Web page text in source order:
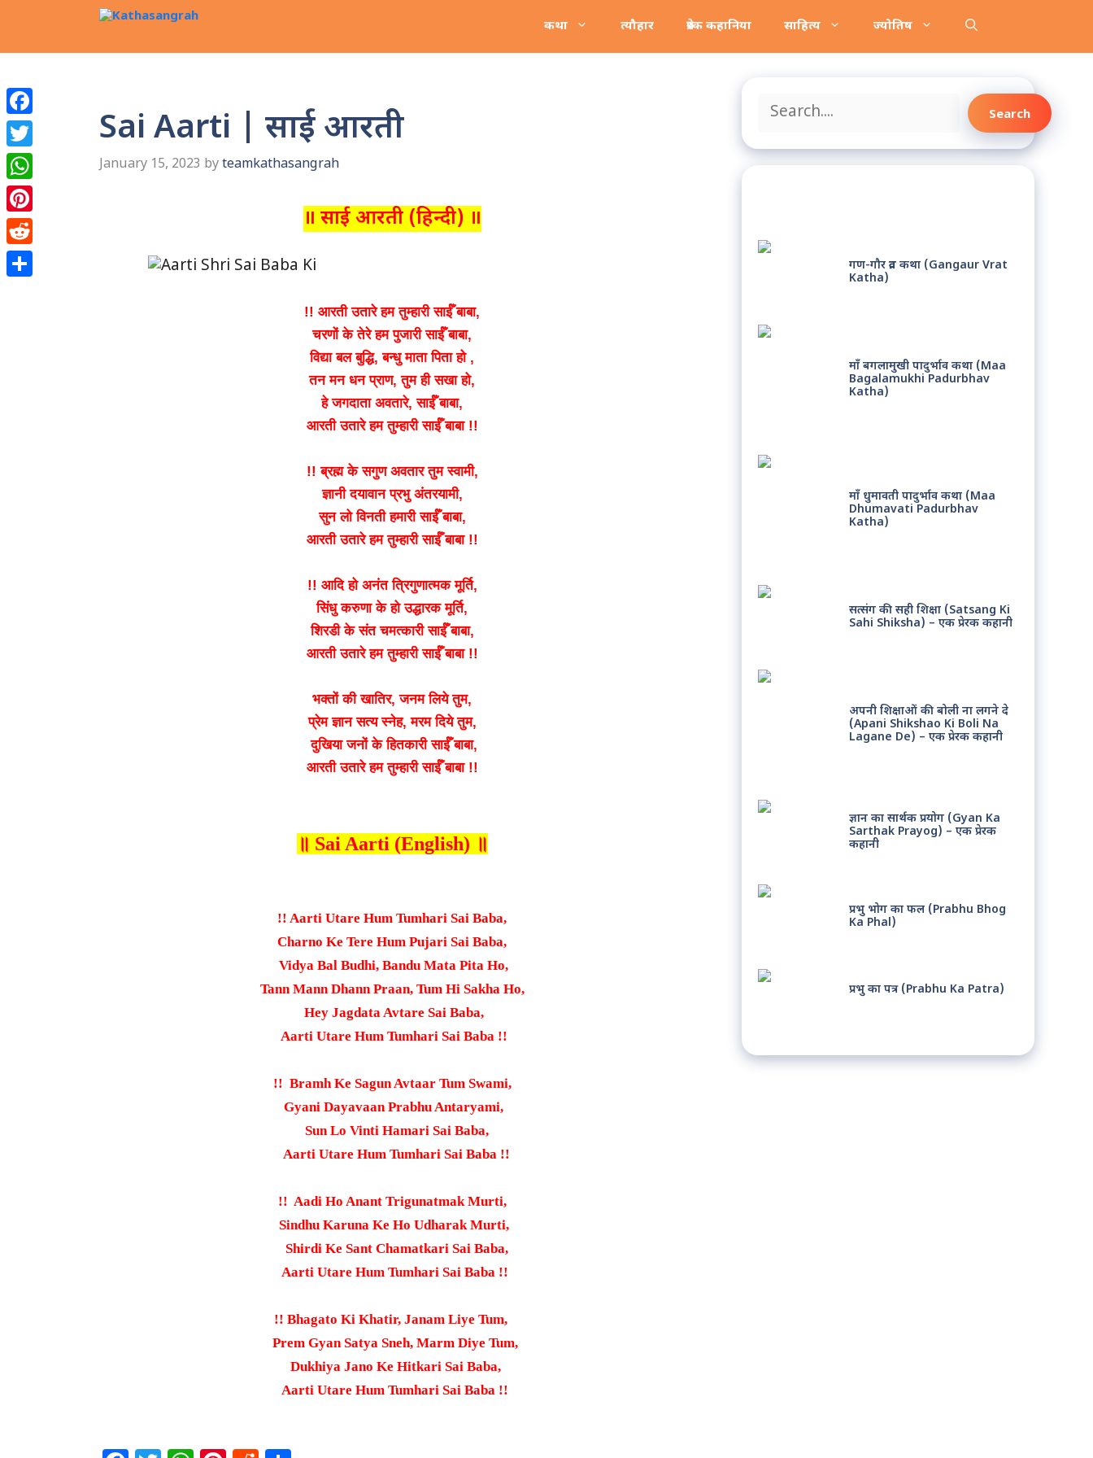
content
कथा त्यौहार प्रेरक कहानिया साहित्य ज्योतिष
Sai Aarti | साई आरती
January 15, 2023 byteamkathasangrah
॥ साई आरती (हिन्दी) ॥
!! आरती उतारे हम तुम्हारी साईँ बाबा,
चरणों के तेरे हम पुजारी साईँ बाबा,
विद्या बल बुद्धि, बन्धु माता पिता हो ,
तन मन धन प्राण, तुम ही सखा हो,
हे जगदाता अवतारे, साईँ बाबा,
आरती उतारे हम तुम्हारी साईँ बाबा !!
!! ब्रह्म के सगुण अवतार तुम स्वामी,
ज्ञानी दयावान प्रभु अंतरयामी,
सुन लो विनती हमारी साईँ बाबा,
आरती उतारे हम तुम्हारी साईँ बाबा !!
!! आदि हो अनंत त्रिगुणात्मक मूर्ति,
सिंधु करुणा के हो उद्धारक मूर्ति,
शिरडी के संत चमत्कारी साईँ बाबा,
आरती उतारे हम तुम्हारी साईँ बाबा !!
भक्तों की खातिर, जनम लिये तुम,
प्रेम ज्ञान सत्य स्नेह, मरम दिये तुम,
दुखिया जनों के हितकारी साईँ बाबा,
आरती उतारे हम तुम्हारी साईँ बाबा !!
॥ Sai Aarti (English) ॥
!! Aarti Utare Hum Tumhari Sai Baba,
Charno Ke Tere Hum Pujari Sai Baba,
Vidya Bal Budhi, Bandu Mata Pita Ho,
Tann Mann Dhann Praan, Tum Hi Sakha Ho,
Hey Jagdata Avtare Sai Baba,
Aarti Utare Hum Tumhari Sai Baba !!
!! Bramh Ke Sagun Avtaar Tum Swami,
Gyani Dayavaan Prabhu Antaryami,
Sun Lo Vinti Hamari Sai Baba,
Aarti Utare Hum Tumhari Sai Baba !!
!! Aadi Ho Anant Trigunatmak Murti,
Sindhu Karuna Ke Ho Udharak Murti,
Shirdi Ke Sant Chamatkari Sai Baba,
Aarti Utare Hum Tumhari Sai Baba !!
!! Bhagato Ki Khatir, Janam Liye Tum,
Prem Gyan Satya Sneh, Marm Diye Tum,
Dukhiya Jano Ke Hitkari Sai Baba,
Aarti Utare Hum Tumhari Sai Baba !!
Search Search
गण-गौर व्रत कथा (Gangaur Vrat
Katha)
माँ बगलामुखी पादुर्भाव कथा (Maa
Bagalamukhi Padurbhav
Katha)
माँ धुमावती पादुर्भाव कथा (Maa
Dhumavati Padurbhav
Katha)
सत्संग की सही शिक्षा (Satsang Ki
Sahi Shiksha) – एक प्रेरक कहानी
अपनी शिक्षाओं की बोली ना लगने दे
(Apani Shikshao Ki Boli Na
Lagane De) – एक प्रेरक कहानी
ज्ञान का सार्थक प्रयोग (Gyan Ka
Sarthak Prayog) – एक प्रेरक
कहानी
प्रभु भोग का फल (Prabhu Bhog
Ka Phal)
प्रभु का पत्र (Prabhu Ka Patra)
Facebook
Twitter
WhatsApp
Pinterest
Reddit